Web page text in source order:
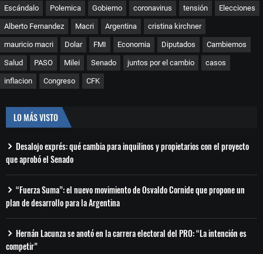
Escándalo Polemica Gobierno coronavirus tensión Elecciones
Alberto Fernandez Macri Argentina cristina kirchner
mauricio macri Dolar FMI Economia Diputados Cambiemos
Salud PASO Milei Senado juntos por el cambio casos
inflacion Congreso CFK
LO MÁS VISTO
Desalojo exprés: qué cambia para inquilinos y propietarios con el proyecto
que aprobó el Senado
“Fuerza Suma”: el nuevo movimiento de Osvaldo Cornide que propone un
plan de desarrollo para la Argentina
Hernán Lacunza se anotó en la carrera electoral del PRO: “La intención es
competir”